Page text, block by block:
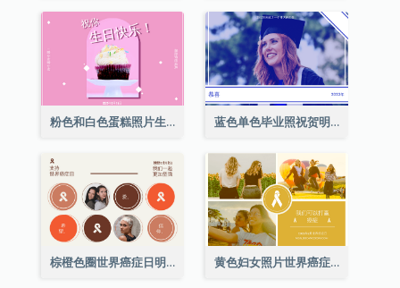
粉色和白色蛋糕照片生日明信片 蓝色单色毕业照祝贺明信片
棕橙色圈世界癌症日明信片 黄色妇女照片世界癌症日明信片